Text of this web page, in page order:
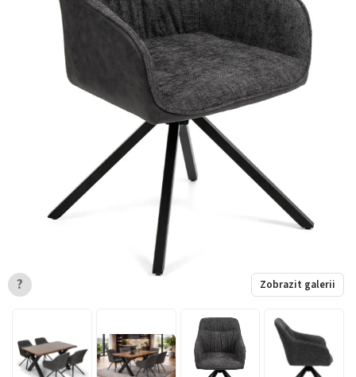
Zobrazit galerii
?